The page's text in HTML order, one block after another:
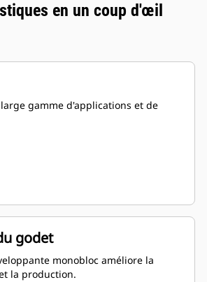
en un coup d'œil
gamme d'applications et de
godet
monobloc améliore la
la production.